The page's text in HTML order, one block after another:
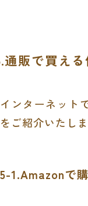
通販で買え
インターネット
をご紹介いたしま
5-1.Amazonで